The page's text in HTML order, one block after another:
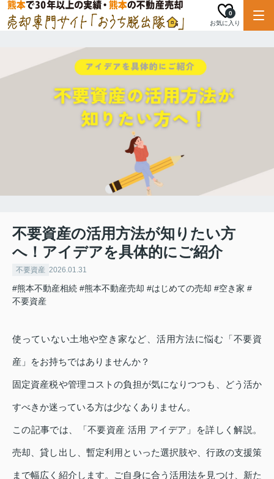
お気に入り
0
不要資産の活用方法が知りたい方
へ！アイデアを具体的にご紹介
不要資産 2026.01.31
#熊本不動産相続 #熊本不動産売却 #はじめての売却 #空き家 #
不要資産
使っていない土地や空き家など、活用方法に悩む「不要資
産」をお持ちではありませんか？
固定資産税や管理コストの負担が気になりつつも、どう活か
すべきか迷っている方は少なくありません。
この記事では、「不要資産 活用 アイデア」を詳しく解説。
売却、貸し出し、暫定利用といった選択肢や、行政の支援策
まで幅広く紹介します。ご自身に合う活用法を見つけ、新た